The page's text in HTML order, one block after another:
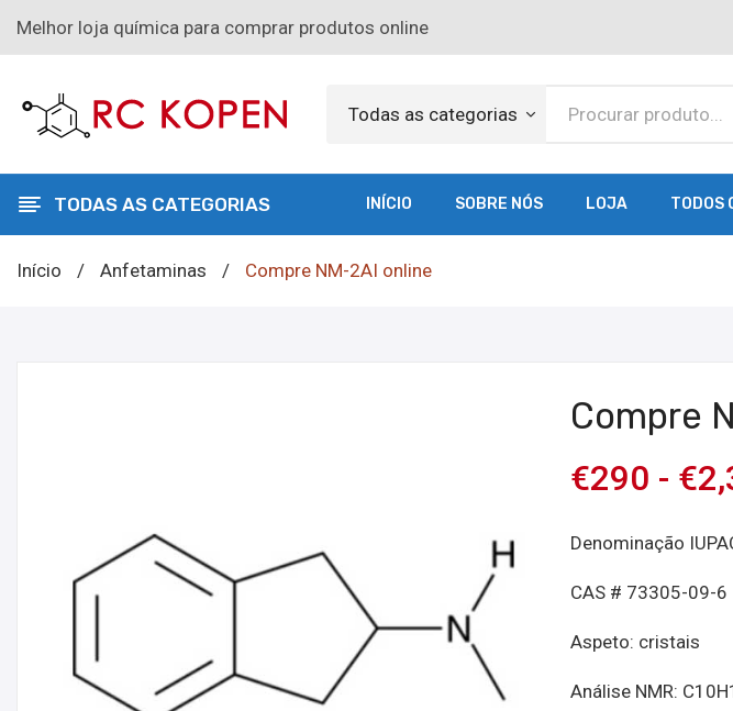
Melhor loja química para comprar produtos online
Todas as categorias
TODAS AS CATEGORIAS INÍCIO SOBRE NÓS LOJA TODOS
Início / Anfetaminas / Compre NM-2AI online
Compre
€290 - €
Denominação
CAS # 73305-09-6
Aspeto: cristais
Análise NMR: